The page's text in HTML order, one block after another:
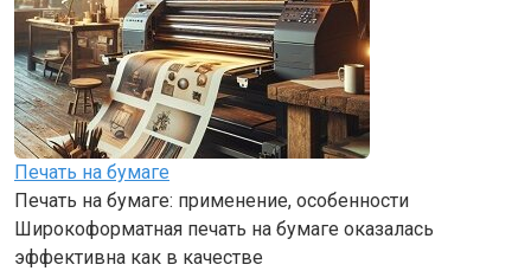
Печать на бумаге
Печать на бумаге: применение, особенности
Широкоформатная печать на бумаге оказалась
эффективна как в качестве